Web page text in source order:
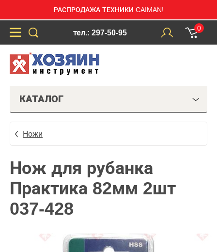
РАСПРОДАЖА ТЕХНИКИ CAIMAN!
тел.: 297-50-95
0
КАТАЛОГ
Ножи
Нож для рубанка
Практика 82мм 2шт
037-428